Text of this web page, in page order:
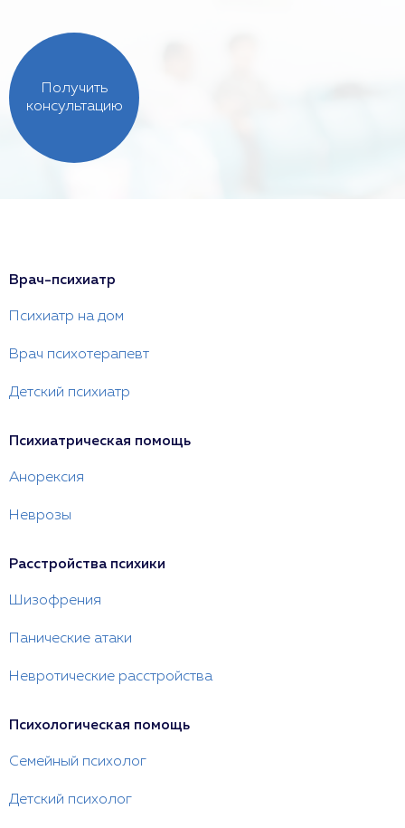
Получить
консультацию
Врач-психиатр
Психиатр на дом
Врач психотерапевт
Детский психиатр
Психиатрическая помощь
Анорексия
Неврозы
Расстройства психики
Шизофрения
Панические атаки
Невротические расстройства
Психологическая помощь
Семейный психолог
Детский психолог